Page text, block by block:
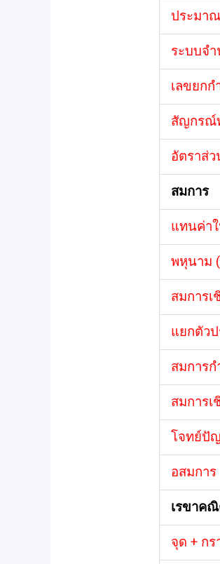
ประมา
ระบบจ
เลขยกก
สัญกรณ์
อัตราส่ว
สมการ
แทนค่า
พหุนาม
สมการเ
แยกตัว
สมการก
สมการเ
โจทย์ปั
อสมการ
เรขาค
จุด + กร